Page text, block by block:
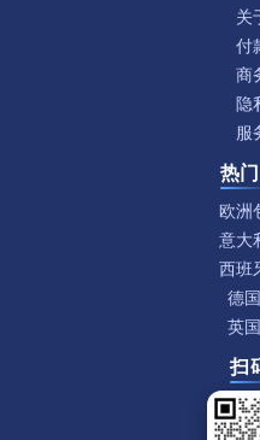
关
付
商
隐
服
热
欧洲
意大
西班
德
英
扫